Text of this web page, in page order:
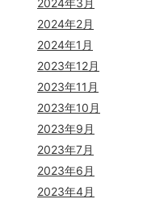
2024年2月
2024年1月
2023年12月
2023年11月
2023年10月
2023年9月
2023年7月
2023年6月
2023年4月